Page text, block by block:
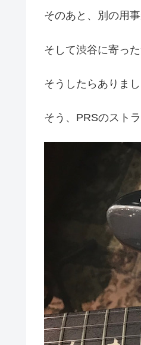
そのあと、別の用
そして渋谷に寄っ
そうしたらありまし
そう、PRSのスト